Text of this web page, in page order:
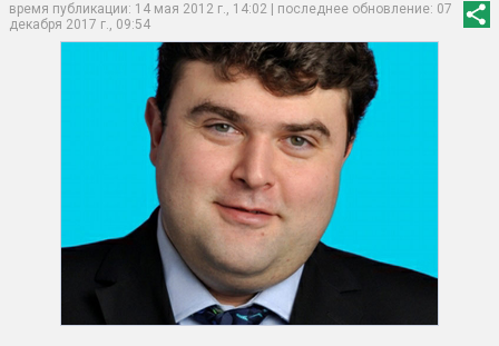
время публикации: 14 мая 2012 г., 14:02 | последнее обновление: 07
декабря 2017 г., 09:54